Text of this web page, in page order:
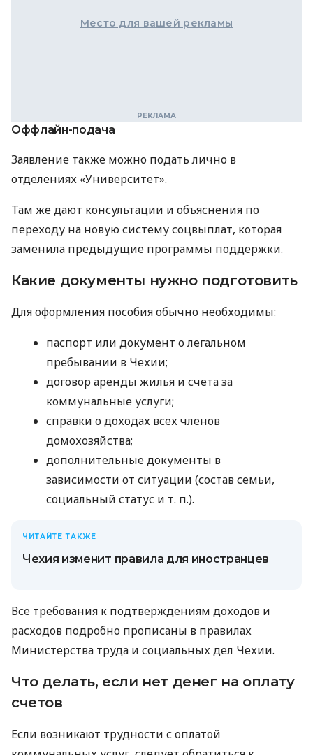
Место для вашей рекламы
Оффлайн-подача
Заявление также можно подать лично в
отделениях «Университет».
Там же дают консультации и объяснения по
переходу на новую систему соцвыплат, которая
заменила предыдущие программы поддержки.
Какие документы нужно подготовить
Для оформления пособия обычно необходимы:
паспорт или документ о легальном
пребывании в Чехии;
договор аренды жилья и счета за
коммунальные услуги;
справки о доходах всех членов
домохозяйства;
дополнительные документы в
зависимости от ситуации (состав семьи,
социальный статус и т. п.).
ЧИТАЙТЕ ТАКЖЕ
Чехия изменит правила для иностранцев
Все требования к подтверждениям доходов и
расходов подробно прописаны в правилах
Министерства труда и социальных дел Чехии.
Что делать, если нет денег на оплату
счетов
Если возникают трудности с оплатой